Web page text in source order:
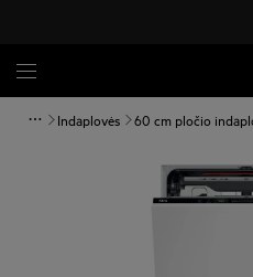
Indaplovės 60 cm pločio